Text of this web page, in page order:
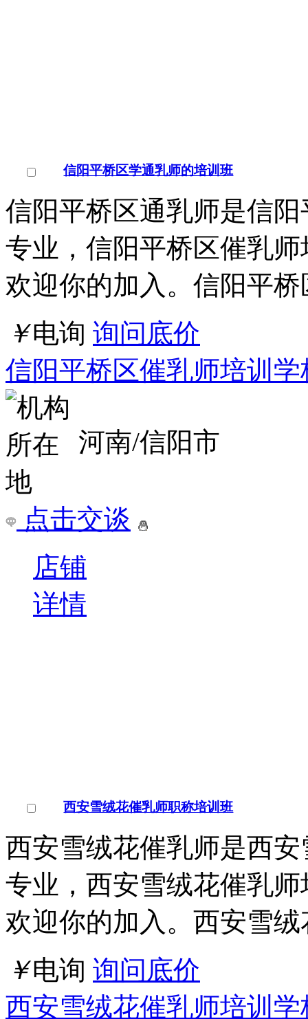
信阳平桥区学通乳师的培训班
信阳平桥区通乳师是信
专业，信阳平桥区催乳
欢迎你的加入。信阳平桥
￥电询 询问底价
信阳平桥区催乳师培训学
河南/信阳市
点击交谈
店铺
详情
西安雪绒花催乳师职称培训班
西安雪绒花催乳师是西
专业，西安雪绒花催乳
欢迎你的加入。西安雪绒
￥电询 询问底价
西安雪绒花催乳师培训学